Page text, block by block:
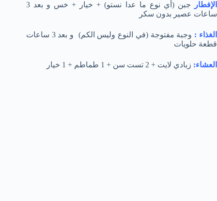
الإفطار
جبن (أي نوع ما عدا نستو) + خيار + خس و بعد 3
ساعات عصير بدون سكر
الغذاء :
وجبة مفتوجة (في النوع وليس الكم) و بعد 3 ساعات
قطعة حلويات
العشاء: زبادي لايت + 2 تست سن + 1 طماطم + 1 خيار